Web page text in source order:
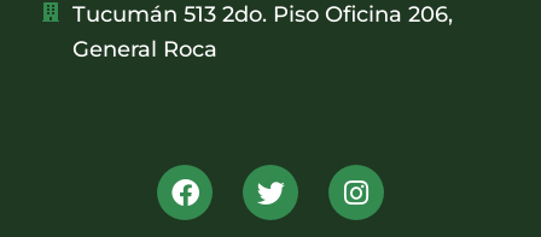
Tucumán 513 2do. Piso Oficina 206,
General Roca